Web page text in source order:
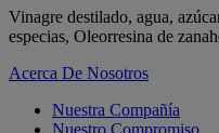
Vinagre destilado, agua,
especias, Oleorresina de
Acerca De Nosotros
Nuestra Compañía
Nuestro Compromiso